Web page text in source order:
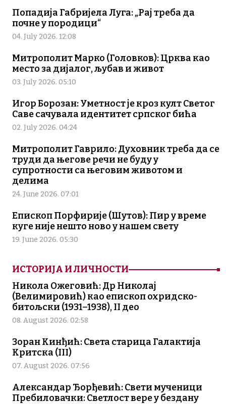
Попадија Габријела Луга: „Рај треба да
почне у породици“
04. July 2026. 12:08
Митрополит Марко (Головков): Црква као
место за дијалог, љубав и живот
03. July 2026. 05:10
Игор Борозан: Уметност је кроз култ Светог
Саве сачувала идентитет српског бића
02. July 2026. 04:24
Митрополит Гаврило: Духовник треба да се
труди да његове речи не буду у
супротности са његовим животом и
делима
24. June 2026. 07:01
Епископ Порфирије (Шутов): Пир у време
куге није нешто ново у нашем свету
19. June 2026. 05:30
ИСТОРИЈА И ЛИЧНОСТИ
Никола Ожеговић: Др Николај
(Велимировић) као епископ охридско-
битољски (1931–1938), II део
08. August 2026. 02:58
Зоран Кинђић: Света старица Галактија
Критска (III)
07. August 2026. 07:56
Александар Ђорђевић: Свети мученици
Пребиловачки: Светлост вере у бездану